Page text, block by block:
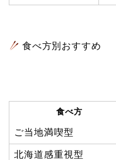
食べ方別おすすめ
食べ方
ご当地満喫型
北海道感重視型